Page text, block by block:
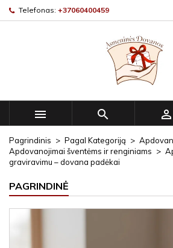
Telefonas: +37060400459
  
Pagrindinis Pagal Kategoriją
Apdovanojimai šventėms ir renginiams
graviravimu – dovana padėkai
PAGRINDINĖ